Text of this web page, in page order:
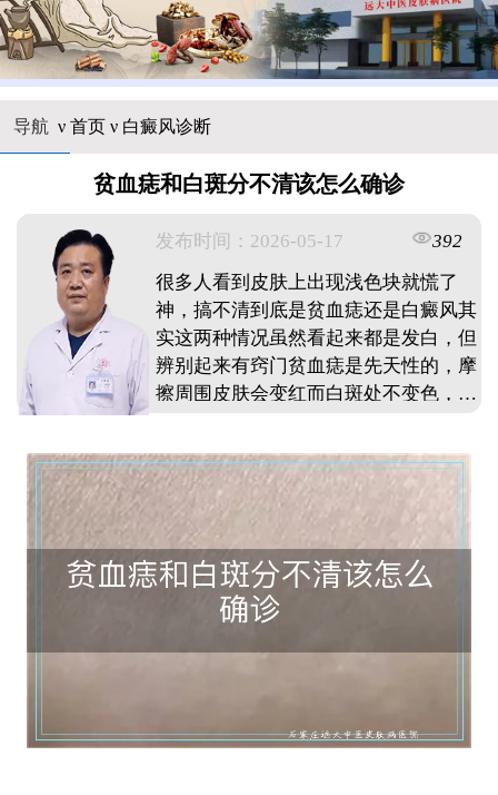
导航 ν 首页ν 白癜风诊断
贫血痣和白斑分不清该怎么确诊
发布时间：2026-05-17
392
很多人看到皮肤上出现浅色块就慌了
神，搞不清到底是贫血痣还是白癜风其
实这两种情况虽然看起来都是发白，但
辨别起来有窍门贫血痣是先天性的，摩
擦周围皮肤会变红而白斑处不变色，且
表面光滑无皮屑，边界清楚，摩擦后会
发红想准确区分，可以用玻片压诊或者
伍德灯检查，前者在灯下会显示不同荧
光反应如果自己拿不准，建议尽早到正
规医院皮肤科做个专项检查，通过专业
仪器检测才能明确诊断，千万别自己瞎
猜耽误时间。 ...